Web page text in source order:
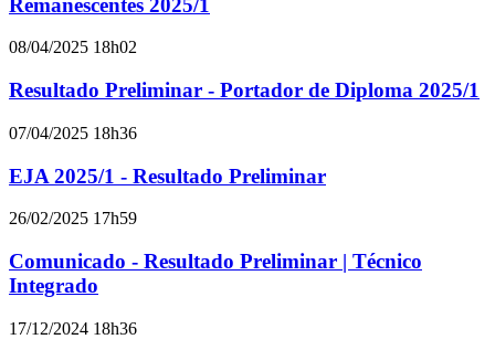
Remanescentes 2025/1
08/04/2025 18h02
Resultado Preliminar - Portador de Diploma 2025/1
07/04/2025 18h36
EJA 2025/1 - Resultado Preliminar
26/02/2025 17h59
Comunicado - Resultado Preliminar | Técnico
Integrado
17/12/2024 18h36